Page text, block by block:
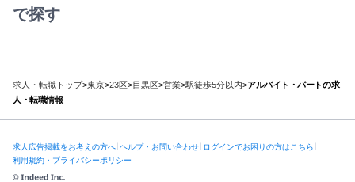
で探す
求人・転職トップ>東京>23区>目黒区>営業>駅徒歩5分以内>アルバイト・パートの求
人・転職情報
求人広告掲載をお考えの方へ ヘルプ・お問い合わせ ログインでお困りの方はこちら
利用規約・プライバシーポリシー